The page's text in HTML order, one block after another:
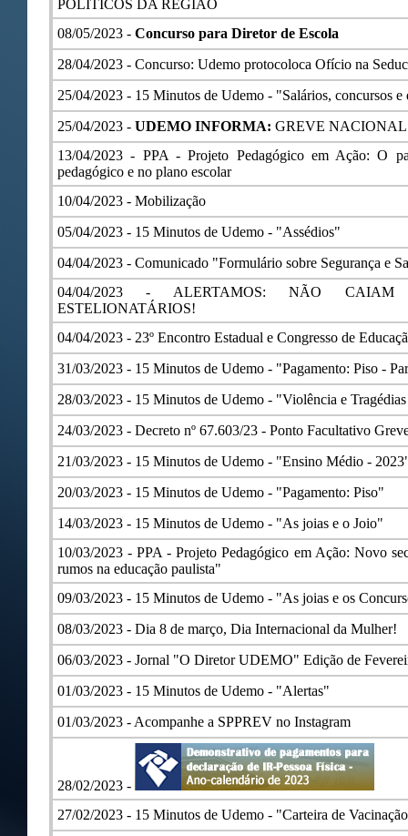
POLÍTICOS DA REGIÃO
08/05/2023 - Concurso para Diretor de Escola
28/04/2023 - Concurso: Udemo protocoloca Ofício na
25/04/2023 - 15 Minutos de Udemo - "Salários, concursos e
25/04/2023 - UDEMO INFORMA: GREVE
13/04/2023 - PPA - Projeto Pedagógico em Ação: O
pedagógico e no plano escolar
10/04/2023 - Mobilização
05/04/2023 - 15 Minutos de Udemo - "Assédios"
04/04/2023 - Comunicado "Formulário sobre Segurança e
04/04/2023 - ALERTAMOS: NÃO
ESTELIONATÁRIOS!
04/04/2023 - 23º Encontro Estadual e Congresso de
31/03/2023 - 15 Minutos de Udemo - "Pagamento: Piso -
28/03/2023 - 15 Minutos de Udemo - "Violência e Tragédias
24/03/2023 - Decreto nº 67.603/23 - Ponto Facultativo
21/03/2023 - 15 Minutos de Udemo - "Ensino Médio -
20/03/2023 - 15 Minutos de Udemo - "Pagamento: Piso"
14/03/2023 - 15 Minutos de Udemo - "As joias e o Joio"
10/03/2023 -PPA - Projeto Pedagógico em Ação: Novo
rumos na educação paulista"
09/03/2023 - 15 Minutos de Udemo - "As joias e os
08/03/2023 - Dia 8 de março, Dia Internacional da Mulher!
06/03/2023 - Jornal "O Diretor UDEMO" Edição de
01/03/2023 - 15 Minutos de Udemo - "Alertas"
01/03/2023 - Acompanhe a SPPREV no Instagram
28/02/2023 -
27/02/2023 - 15 Minutos de Udemo - "Carteira de